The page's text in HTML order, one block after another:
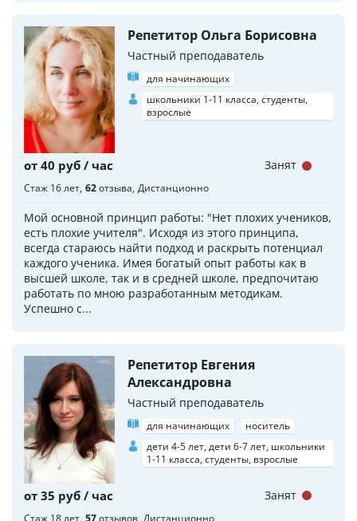
Репетитор Ольга Борисовна
Частный преподаватель
для начинающих
школьники 1-11 класса, студенты,
взрослые
от 40 руб / час
Стаж 16 лет 62отзыва Дистанционно
Мой основной принцип работы: "Нет плохих учеников,
есть плохие учителя". Исходя из этого принципа,
всегда стараюсь найти подход и раскрыть потенциал
каждого ученика. Имея богатый опыт работы как в
высшей школе, так и в средней школе, предпочитаю
работать по мною разработанным методикам.
Успешно с...
Занят
Репетитор Евгения
Александровна
Частный преподаватель
для начинающих
носитель
дети 4-5 лет, дети 6-7 лет, школьники
1-11 класса, студенты, взрослые
от 35 руб / час
Стаж 18 лет 57отзывов Дистанционно
Занят